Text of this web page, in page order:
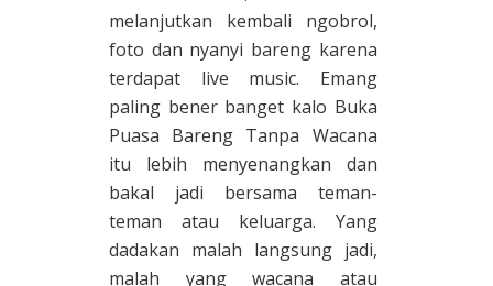
melanjutkan kembali ngobrol,
foto dan nyanyi bareng karena
terdapat live music. Emang
paling bener banget kalo Buka
Puasa Bareng Tanpa Wacana
itu lebih menyenangkan dan
bakal jadi bersama teman-
teman atau keluarga. Yang
dadakan malah langsung jadi,
malah yang wacana atau